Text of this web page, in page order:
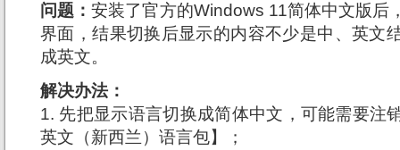
问题：安装了官方的Windows 11简体中文版后
界面，结果切换后显示的内容不少是中、英文
成英文。
解决办法：
1. 先把显示语言切换成简体中文，可能需要注
英文（新西兰）语言包】；